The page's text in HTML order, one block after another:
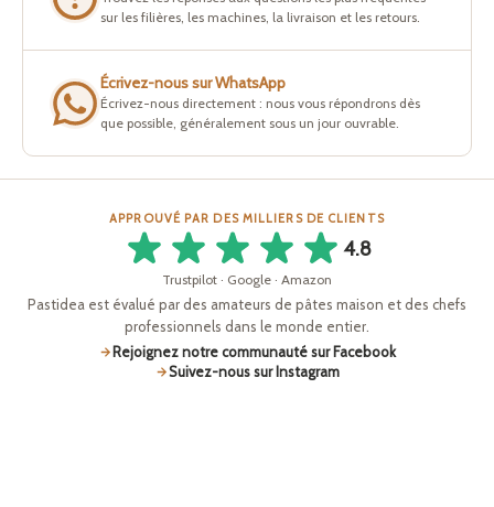
sur les filières, les machines, la livraison et les retours.
Écrivez-nous sur WhatsApp
Écrivez-nous directement : nous vous répondrons dès
que possible, généralement sous un jour ouvrable.
APPROUVÉ PAR DES MILLIERS DE CLIENTS
4.8
Trustpilot · Google · Amazon
Pastidea est évalué par des amateurs de pâtes maison et des chefs
professionnels dans le monde entier.
Rejoignez notre communauté sur Facebook
Suivez-nous sur Instagram